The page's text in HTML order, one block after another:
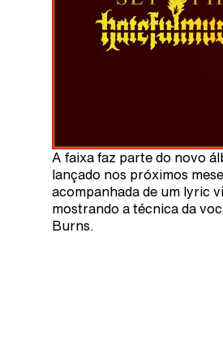
A faixa faz parte do novo
lançado nos próximos
acompanhada de um lyric
mostrando a técnica da
Burns.